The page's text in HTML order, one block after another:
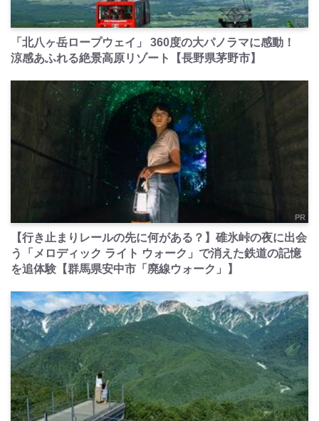
PR
「北八ヶ岳ロープウェイ」 360度の大パノラマに感動！
涼感あふれる絶景高原リゾート【長野県茅野市】
PR
【行き止まりレールの先に何がある？】碓氷峠の夜に出会
う「メロディック ライト ウォーク」で消えた鉄道の記憶
を追体験【群馬県安中市「廃線ウォーク」】